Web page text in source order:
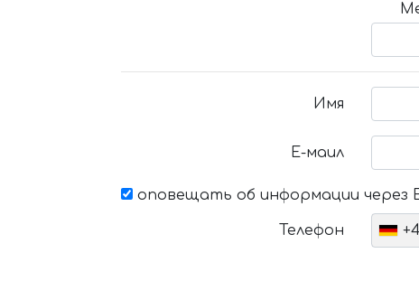
Имя
Е-маил
оповещать об информации через
Телефон